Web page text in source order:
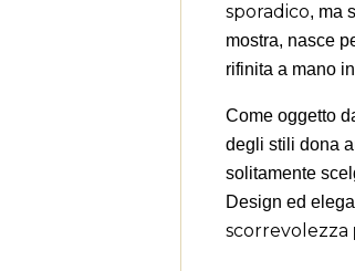
sporadico, ma
mostra, nasce
rifinita a mano
Come oggetto
degli stili dona
solitamente
Design ed
scorrevolezza